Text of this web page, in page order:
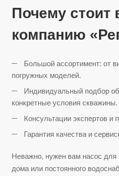
Почему стоит
компанию
Большой ассортимент: от
погружных моделей.
Индивидуальный подбор
конкретные условия скважины.
Консультации экспертов и
Гарантия качества и
Неважно, нужен вам насос для
дома или постоянного